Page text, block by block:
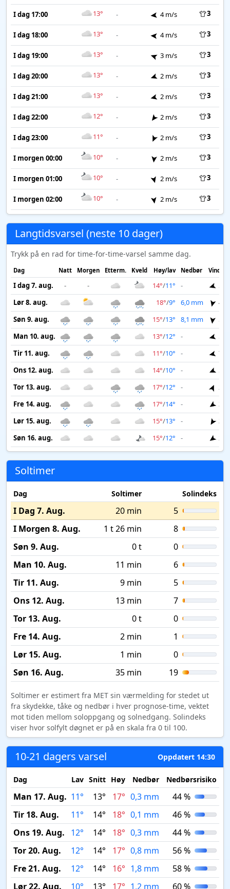
I dag 17:00 13° - 4 m/s 3
I dag 18:00 13° - 4 m/s 3
I dag 19:00 13° - 3 m/s 3
I dag 20:00 13° - 2 m/s 3
I dag 21:00 13° - 2 m/s 3
I dag 22:00 12° - 2 m/s 3
I dag 23:00 11° - 2 m/s 3
I morgen 00:00 10° - 2 m/s 3
I morgen 01:00 10° - 2 m/s 3
I morgen 02:00 10° - 2 m/s 3
Langtidsvarsel (neste 10 dager)
Trykk på en rad for time-for-time-varsel samme dag.
Dag Natt Morgen Etterm. Kveld Høy/lav Nedbør Vind
I dag 7. aug. - - 14°/11° -
5
Lør 8. aug.
18°/9° 6,0 mm
4
Søn 9. aug.
15°/13° 8,1 mm
5
Man 10. aug.
13°/12° -
5
Tir 11. aug.
11°/10° -
7
Ons 12. aug.
14°/10° -
5
Tor 13. aug.
17°/12° -
2
Fre 14. aug.
17°/14° -
3
Lør 15. aug.
15°/13° -
3
Søn 16. aug.
15°/12° - 2
Soltimer
Dag Soltimer Solindeks
I Dag 7. Aug. 20 min
5
I Morgen 8. Aug.
1 t 26 min
8
Søn 9. Aug.
0 t
0
Man 10. Aug.
11 min
6
Tir 11. Aug.
9 min
5
Ons 12. Aug.
13 min
7
Tor 13. Aug.
0 t
0
Fre 14. Aug.
2 min
1
Lør 15. Aug.
1 min
0
Søn 16. Aug.
35 min 19
Soltimer er estimert fra MET sin værmelding for stedet ut
fra skydekke, tåke og nedbør i hver prognose-time, vektet
mot tiden mellom soloppgang og solnedgang. Solindeks
viser hvor solfylt døgnet er på en skala fra 0 til 100.
10-21 dagers varsel Oppdatert 14:30
Dag Lav Snitt Høy Nedbør Nedbørsrisiko
Man 17. Aug. 11° 13° 17° 0,3 mm
44 %
Tir 18. Aug.
11° 14° 18° 0,1 mm
46 %
Ons 19. Aug.
12° 14° 18° 0,3 mm
44 %
Tor 20. Aug.
12° 14° 17° 0,8 mm
56 %
Fre 21. Aug.
12° 14° 16° 1,8 mm
58 %
Lør 22. Aug.
10° 13° 17° 1,2 mm 60 %